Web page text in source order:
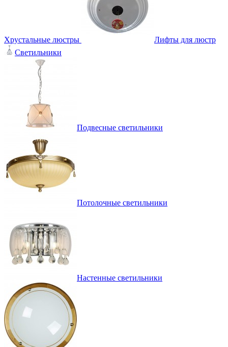
Хрустальные люстры
Лифты для люстр
Светильники
Подвесные светильники
Потолочные светильники
Настенные светильники